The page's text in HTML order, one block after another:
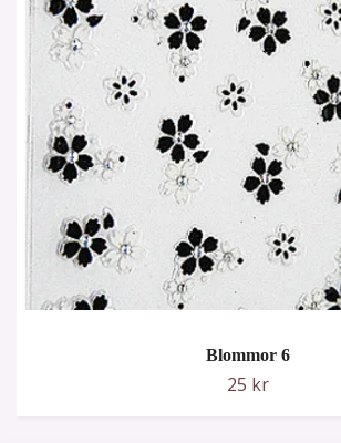
Blommor 6
25 kr